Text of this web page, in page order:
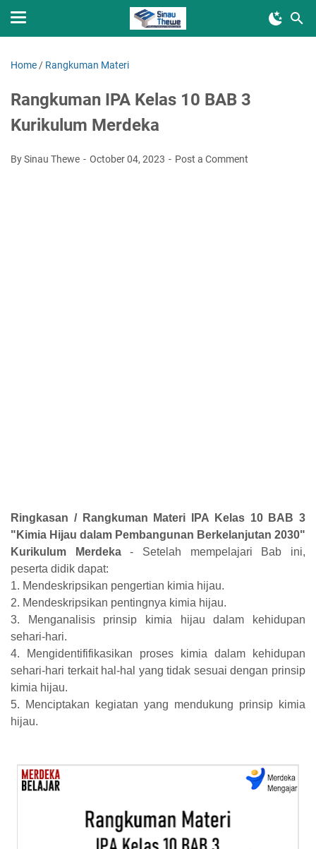
Home / Rangkuman Materi
Rangkuman IPA Kelas 10 BAB 3
Kurikulum Merdeka
By Sinau Thewe October 04, 2023 Post a Comment
Ringkasan / Rangkuman Materi IPA Kelas 10 BAB 3
"Kimia Hijau dalam Pembangunan Berkelanjutan 2030"
Kurikulum Merdeka- Setelah mempelajari Bab ini,
peserta didik dapat:
1. Mendeskripsikan pengertian kimia hijau.
2. Mendeskripsikan pentingnya kimia hijau.
3. Menganalisis prinsip kimia hijau dalam kehidupan
sehari-hari.
4. Mengidentififikasikan proses kimia dalam kehidupan
sehari-hari terkait hal-hal yang tidak sesuai dengan prinsip
kimia hijau.
5. Menciptakan kegiatan yang mendukung prinsip kimia
hijau.